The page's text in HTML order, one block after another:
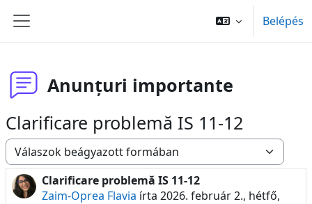
Oldalpanel
Belépés
Anunțuri importante
Clarificare problemă IS 11-12
Megjelenítési mód
Clarificare problemă IS 11-12
Zaim-Oprea Flavia írta 2026. február 2., hétfő,
Válaszok szám: 0